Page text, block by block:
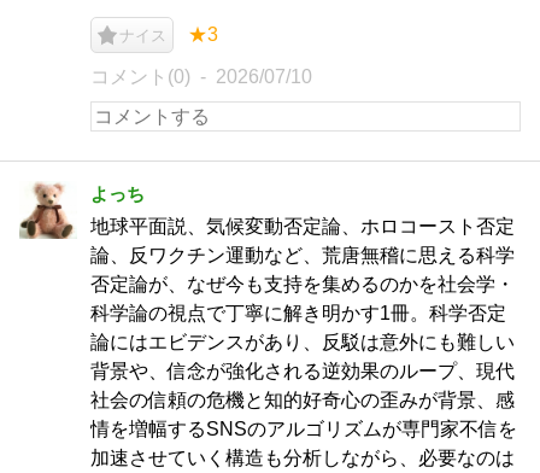
ナイス ★3
コメント(0) 2026/07/10
よっち
地球平面説、気候変動否定論、ホロコースト否定
論、反ワクチン運動など、荒唐無稽に思える科学
否定論が、なぜ今も支持を集めるのかを社会学・
科学論の視点で丁寧に解き明かす1冊。科学否定
論にはエビデンスがあり、反駁は意外にも難しい
背景や、信念が強化される逆効果のループ、現代
社会の信頼の危機と知的好奇心の歪みが背景、感
情を増幅するSNSのアルゴリズムが専門家不信を
加速させていく構造も分析しながら、必要なのは